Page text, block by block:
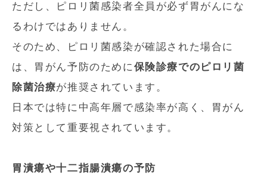
ただし、ピロリ菌感染者全員が必ず胃がんにな
るわけではありません。
そのため、ピロリ菌感染が確認された場合に
は、胃がん予防のために保険診療でのピロリ菌
除菌治療が推奨されています。
日本では特に中高年層で感染率が高く、胃がん
対策として重要視されています。
胃潰瘍や十二指腸潰瘍の予防